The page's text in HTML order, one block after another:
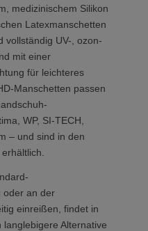
medizinischem Silikon
Latexmanschetten
vollständig UV-, ozon-
mit einer
für leichteres
Manschetten passen
WP, SI-TECH,
– und sind in den
oder an der
einreißen, findet in
Alternative